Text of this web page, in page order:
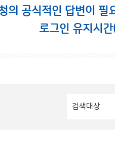
의 공식적인 답변이 필
로그인 유지시